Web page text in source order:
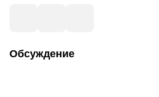
Обсуждение